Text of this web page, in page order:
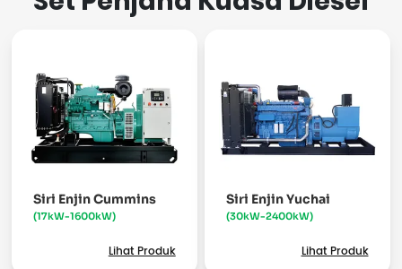
Siri Enjin Cummins
(17kW-1600kW)
Lihat Produk
Siri Enjin Yuchai
(30kW-2400kW)
Lihat Produk